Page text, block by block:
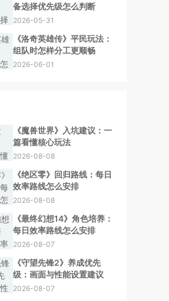
备选择优先级怎么判断
2026-05-31
《洛奇英雄传》平民玩法：
组队时怎样分工更顺畅
2026-06-01
《魔兽世界》入坑建议：一
篇看懂核心玩法
2026-08-08
《绝区零》回归路线：每日
效率路线怎么安排
2026-08-08
《最终幻想14》角色培养：
每日效率路线怎么安排
2026-08-07
《守望先锋2》养成优先
级：画面与性能设置建议
2026-08-07